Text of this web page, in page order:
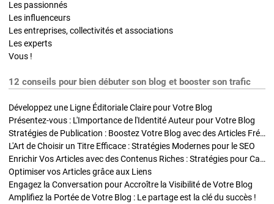
Les passionnés
Les influenceurs
Les entreprises, collectivités et associations
Les experts
Vous !
12 conseils pour bien débuter son blog et booster son trafic
Développez une Ligne Éditoriale Claire pour Votre Blog
Présentez-vous : L'Importance de l'Identité Auteur pour Votre Blog
Stratégies de Publication : Boostez Votre Blog avec des Articles Fréquents et Exclusifs
L'Art de Choisir un Titre Efficace : Stratégies Modernes pour le SEO
Enrichir Vos Articles avec des Contenus Riches : Stratégies pour Captiver et Optimiser
Optimiser vos Articles grâce aux Liens
Engagez la Conversation pour Accroître la Visibilité de Votre Blog
Amplifiez la Portée de Votre Blog : Le partage est la clé du succès !